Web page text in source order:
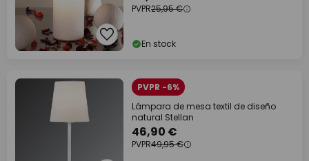
PVPR25,95 €
En stock
PVPR -6%
Lámpara de mesa textil de diseño
natural Stellan
46,90 €
PVPR49,95 €